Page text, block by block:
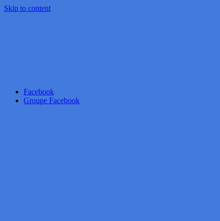
Skip to content
Facebook
Groupe Facebook